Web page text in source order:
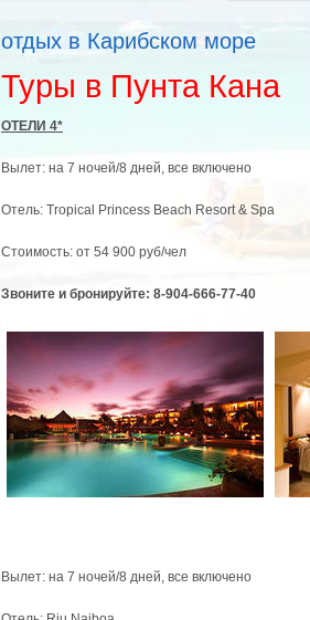
отдых в Карибском море
Туры в Пунта Кана
ОТЕЛИ 4*
Вылет: на 7 ночей/8 дней, все включено
Отель: Tropical Princess Beach Resort & Spa
Стоимость: от 54 900 руб/чел
Звоните и бронируйте: 8-904-666-77-40
Вылет: на 7 ночей/8 дней, все включено